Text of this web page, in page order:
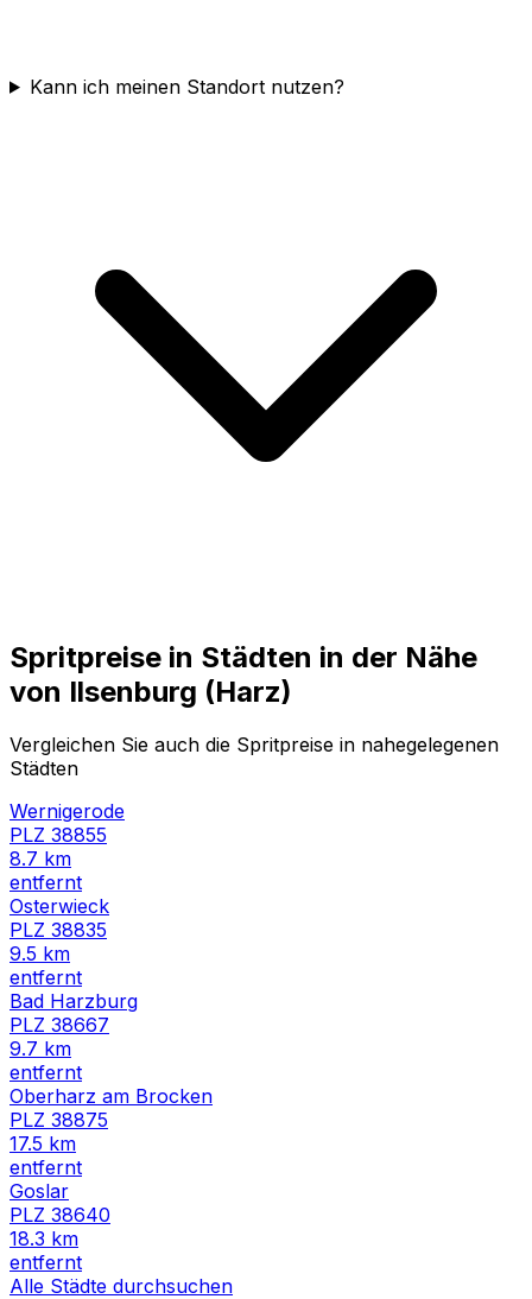
Kann ich meinen Standort nutzen?
Spritpreise in Städten in der Nähe
von Ilsenburg (Harz)
Vergleichen Sie auch die Spritpreise in nahegelegenen
Städten
Wernigerode
PLZ 38855
8.7 km
entfernt
Osterwieck
PLZ 38835
9.5 km
entfernt
Bad Harzburg
PLZ 38667
9.7 km
entfernt
Oberharz am Brocken
PLZ 38875
17.5 km
entfernt
Goslar
PLZ 38640
18.3 km
entfernt
Alle Städte durchsuchen